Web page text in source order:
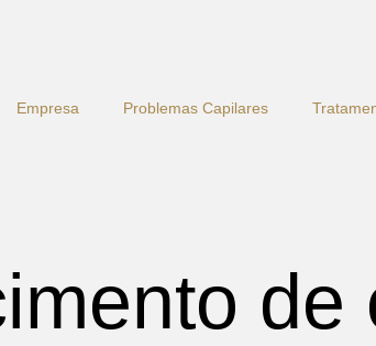
Empresa Problemas Capilares
de